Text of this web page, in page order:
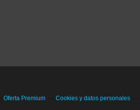
Oferta Premium
Cookies y datos personales